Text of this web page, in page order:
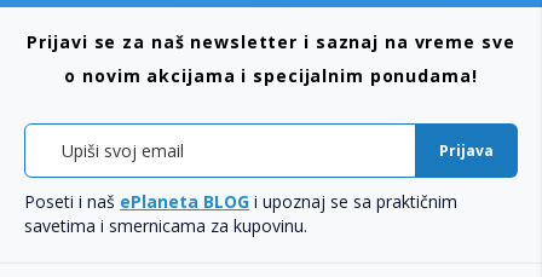
Prijavi se za naš newsletter i saznaj na vreme sve
o novim akcijama i specijalnim ponudama!
Prijava
Poseti i naš ePlaneta BLOG i upoznaj se sa praktičnim
savetima i smernicama za kupovinu.